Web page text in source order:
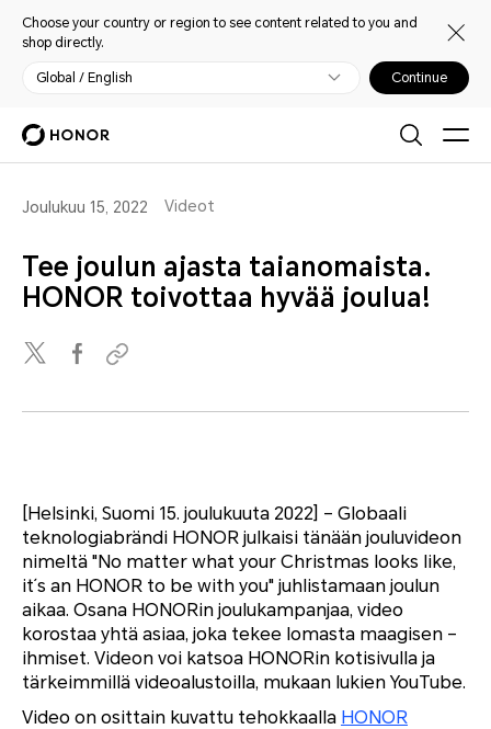
Choose your country or region to see content related to you and
shop directly.
Global / English Continue
Joulukuu 15, 2022 Videot
Tee joulun ajasta taianomaista.
HONOR toivottaa hyvää joulua!
[Helsinki, Suomi 15. joulukuuta 2022] – Globaali
teknologiabrändi HONOR julkaisi tänään jouluvideon
nimeltä "No matter what your Christmas looks like,
it´s an HONOR to be with you" juhlistamaan joulun
aikaa. Osana HONORin joulukampanjaa, video
korostaa yhtä asiaa, joka tekee lomasta maagisen –
ihmiset. Videon voi katsoa HONORin kotisivulla ja
tärkeimmillä videoalustoilla, mukaan lukien YouTube.
Video on osittain kuvattu tehokkaalla HONOR